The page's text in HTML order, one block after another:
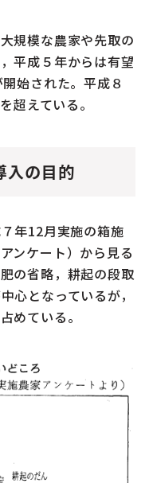
規模な農家や先取の
平成５年からは有望
始された。平成８
超えている。
入の目的
年12月実施の箱施
ンケート）から見る
の省略，耕起の段取
心となっているが，
めている。